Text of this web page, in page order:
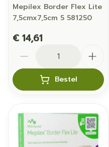
Mepilex Border Flex Lite
7,5cmx7,5cm 5 581250
€ 14,61
Bestel